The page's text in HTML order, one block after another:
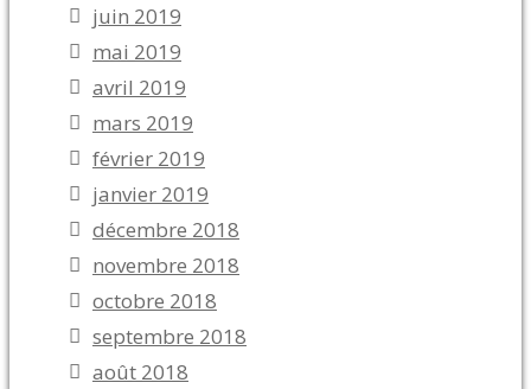
juin 2019
mai 2019
avril 2019
mars 2019
février 2019
janvier 2019
décembre 2018
novembre 2018
octobre 2018
septembre 2018
août 2018